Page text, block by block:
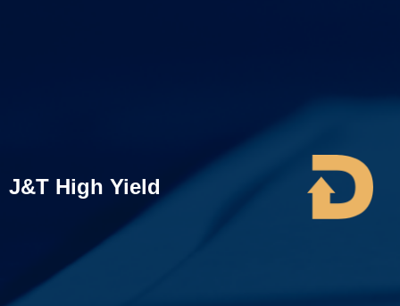
J&T High Yield